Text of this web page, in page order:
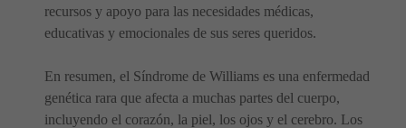
recursos y apoyo para las necesidades médicas,
educativas y emocionales de sus seres queridos.
En resumen, el Síndrome de Williams es una enfermedad
genética rara que afecta a muchas partes del cuerpo,
incluyendo el corazón, la piel, los ojos y el cerebro. Los